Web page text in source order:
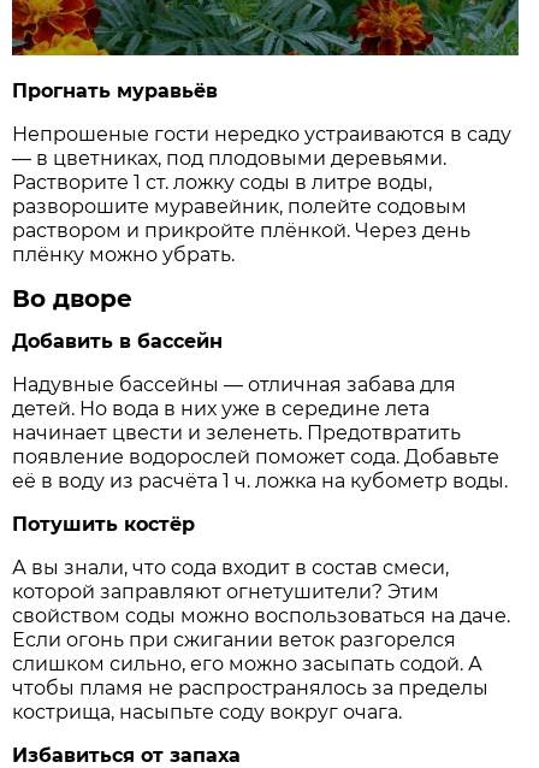
Прогнать муравьёв
Непрошеные гости нередко устраиваются в саду
— в цветниках, под плодовыми деревьями.
Растворите 1 ст. ложку соды в литре воды,
разворошите муравейник, полейте содовым
раствором и прикройте плёнкой. Через день
плёнку можно убрать.
Во дворе
Добавить в бассейн
Надувные бассейны — отличная забава для
детей. Но вода в них уже в середине лета
начинает цвести и зеленеть. Предотвратить
появление водорослей поможет сода. Добавьте
её в воду из расчёта 1 ч. ложка на кубометр воды.
Потушить костёр
А вы знали, что сода входит в состав смеси,
которой заправляют огнетушители? Этим
свойством соды можно воспользоваться на даче.
Если огонь при сжигании веток разгорелся
слишком сильно, его можно засыпать содой. А
чтобы пламя не распространялось за пределы
кострища, насыпьте соду вокруг очага.
Избавиться от запаха